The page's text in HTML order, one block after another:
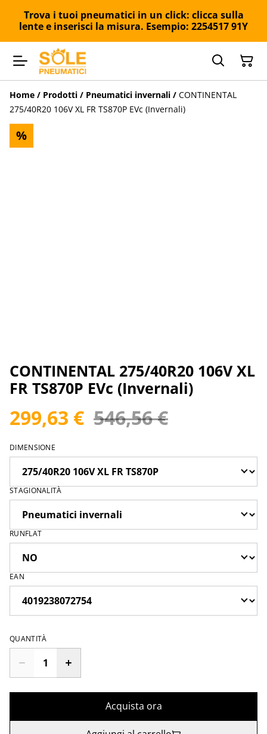
Trova i tuoi pneumatici in un click: clicca sulla
lente e inserisci la misura. Esempio: 2254517 91Y
Home / Prodotti / Pneumatici invernali / CONTINENTAL
275/40R20 106V XL FR TS870P EVc (Invernali)
%
CONTINENTAL 275/40R20 106V XL
FR TS870P EVc (Invernali)
299,63 € 546,56 €
DIMENSIONE
STAGIONALITÀ
RUNFLAT
EAN
QUANTITÀ
Acquista ora